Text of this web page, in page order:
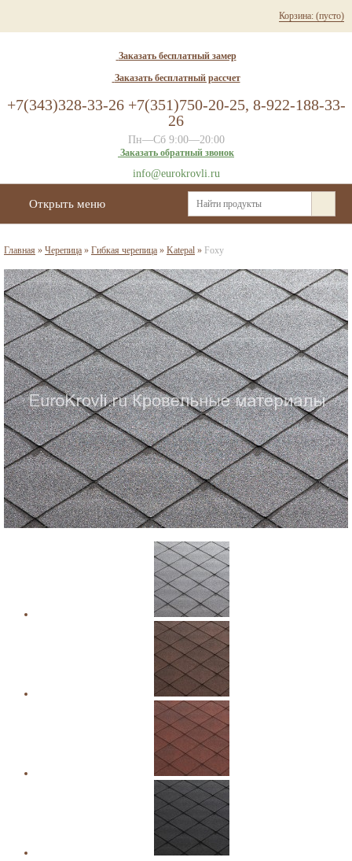
Корзина: (пусто)
Заказать бесплатный замер
Заказать бесплатный рассчет
+7(343)328-33-26 +7(351)750-20-25, 8-922-188-33-
26
Пн—Сб 9:00—20:00
Заказать обратный звонок
info@eurokrovli.ru
Открыть меню
Главная » Черепица » Гибкая черепица » Katepal » Foxy